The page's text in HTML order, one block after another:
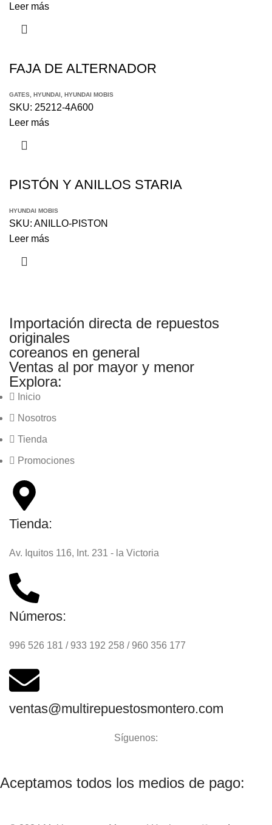
Leer más
FAJA DE ALTERNADOR
GATES HYUNDAI HYUNDAI MOBIS
SKU: 25212-4A600
Leer más
PISTÓN Y ANILLOS STARIA
HYUNDAI MOBIS
SKU: ANILLO-PISTON
Leer más
Importación directa de repuestos
originales
coreanos en general
Ventas al por mayor y menor
Explora:
Inicio
Nosotros
Tienda
Promociones
Tienda:
Av. Iquitos 116, Int. 231 - la Victoria
Números:
996 526 181 / 933 192 258 / 960 356 177
ventas@multirepuestosmontero.com
Síguenos:
Aceptamos todos los medios de pago: